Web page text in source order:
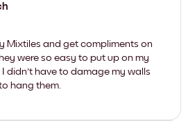
Mixtiles and get compliments on
were so easy to put up on my
didn't have to damage my walls
hang them.